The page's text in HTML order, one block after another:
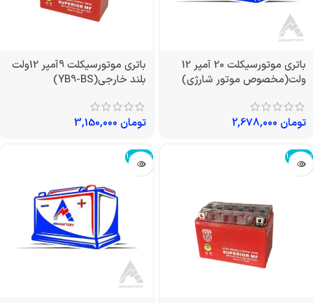
باتری موتورسیکلت 20 آمپر 12
ولت(مخصوص موتور شارژی)
تومان
باتری موتورسیکلت 9آمپر 12ولت
بلند خارجی(YB9-BS)
تومان
تمام شد! تمام شد!